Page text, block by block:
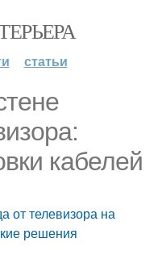
статьи
кабелей
от телевизора на
решения